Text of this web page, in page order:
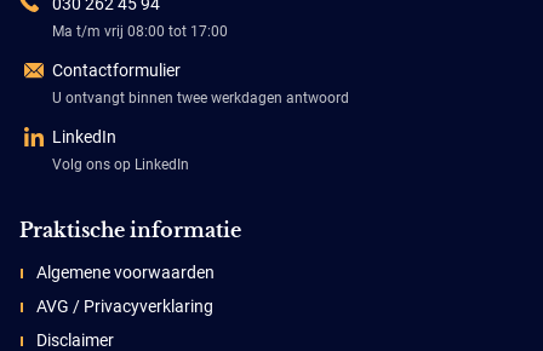
Ma t/m vrij 08:00 tot 17:00
Contactformulier
U ontvangt binnen twee werkdagen antwoord
LinkedIn
Volg ons op LinkedIn
Praktische informatie
Algemene voorwaarden
AVG / Privacyverklaring
Disclaimer